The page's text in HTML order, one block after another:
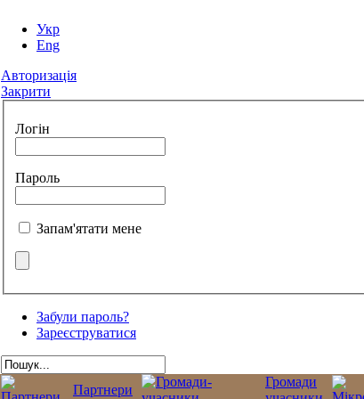
Укр
Eng
Авторизація
Закрити
Логін
Пароль
Запам'ятати мене
Забули пароль?
Зареєструватися
Партнери
Громади